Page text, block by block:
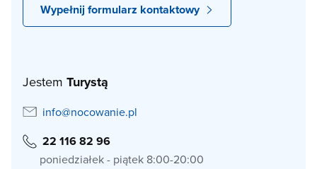
Wypełnij formularz kontaktowy
Jestem Turystą
info@nocowanie.pl
22 116 82 96
poniedziałek - piątek 8:00-20:00